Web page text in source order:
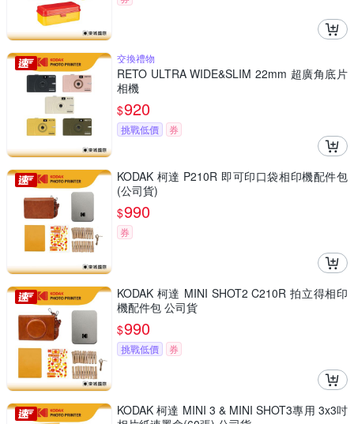
交換禮物
RETO ULTRA WIDE&SLIM 22mm 超廣角底片
相機
$920
挑戰低價 券
KODAK 柯達 P210R 即可印口袋相印機配件包
(公司貨)
$990
券
KODAK 柯達 MINI SHOT2 C210R 拍立得相印
機配件包 公司貨
$990
挑戰低價 券
KODAK 柯達 MINI 3 & MINI SHOT3專用 3x3吋